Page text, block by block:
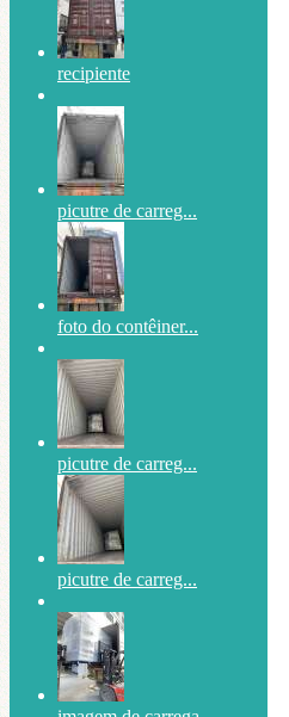
recipiente
picutre de carreg...
foto do contêiner...
picutre de carreg...
picutre de carreg...